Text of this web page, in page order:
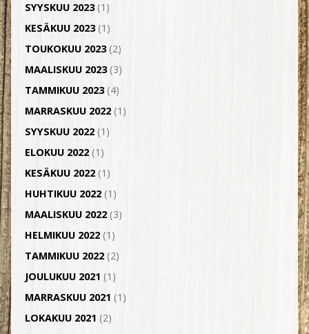
SYYSKUU 2023(1)
KESÄKUU 2023(1)
TOUKOKUU 2023(2)
MAALISKUU 2023(3)
TAMMIKUU 2023(4)
MARRASKUU 2022(1)
SYYSKUU 2022(1)
ELOKUU 2022(1)
KESÄKUU 2022(1)
HUHTIKUU 2022(1)
MAALISKUU 2022(3)
HELMIKUU 2022(1)
TAMMIKUU 2022(2)
JOULUKUU 2021 (1)
MARRASKUU 2021 (1)
LOKAKUU 2021 (2)